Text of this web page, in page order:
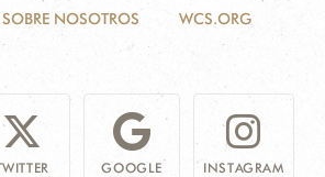
SOBRE NOSOTROS WCS.ORG
GOOGLE INSTAGRAM